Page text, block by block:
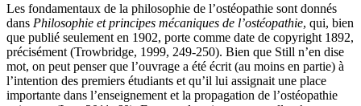
Les fondamentaux de la philosophie de l’ostéopathie sont donnés
dans Philosophie et principes mécaniques de l’ostéopathie, qui, bien
que publié seulement en 1902, porte comme date de copyright 1892,
précisément (Trowbridge, 1999, 249-250). Bien que Still n’en dise
mot, on peut penser que l’ouvrage a été écrit (au moins en partie) à
l’intention des premiers étudiants et qu’il lui assignait une place
importante dans l’enseignement et la propagation de l’ostéopathie